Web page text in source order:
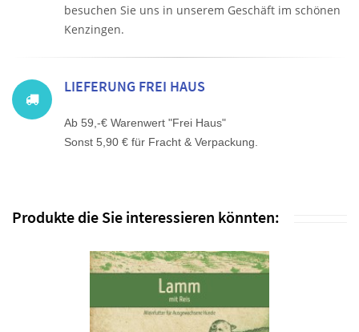
besuchen Sie uns in unserem Geschäft im schönen
Kenzingen.
LIEFERUNG FREI HAUS
Ab 59,-€ Warenwert "Frei Haus"
Sonst 5,90 € für Fracht & Verpackung.
Produkte die Sie interessieren könnten: